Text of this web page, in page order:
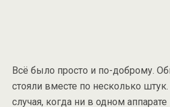
Всё было просто и по-доброму.
стояли вместе по несколько
случая, когда ни в одном